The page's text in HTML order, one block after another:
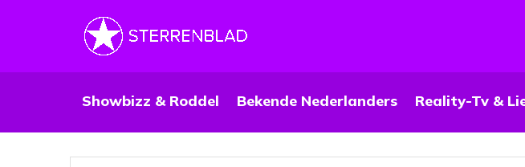
Showbizz & Roddel Bekende Nederlanders Reality-Tv &